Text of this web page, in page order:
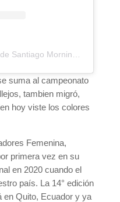
suma al campeonato
tambien migró,
hoy viste los colores
Femenina,
primera vez en su
en 2020 cuando el
país. La 14° edición
en Quito, Ecuador y ya